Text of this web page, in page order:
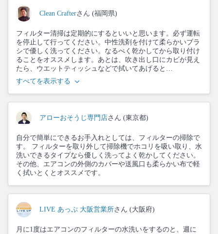
Clean Crafterさん (福岡県)
フィルター清掃は定期的にするといいと思います。必ず運転
を停止して行ってください。中性洗剤を付けて柔らかいブラ
シで優しく洗ってください。なるべく乾かしてから取り付け
ることをオススメします。あとは、吹き出し口にカビが見え
たら、ウエットティッシュなどで拭いてあげると…
すべてを表示する
アローおそうじ専門店さん (東京都)
自分で簡単にできるお手入れとしては、フィルターの掃除で
す。 フィルターを取り外して掃除機でホコリを吸い取り、水
洗いできるタイプなら優しく洗ってよく乾かしてください。
その他、エアコンの外側のカバーや送風口も柔らかい布で軽
く拭いとくとオススメです。
LIVE あっぷ 大阪営業所さん (大阪府)
月に1度はエアコンのフィルターの水洗いをするのと、週に